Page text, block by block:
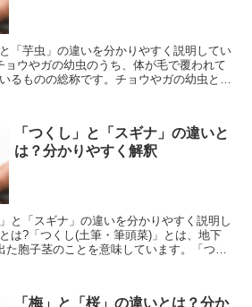
「芋虫」の違いを分かりやすく説明してい
ョウやガの幼虫のうち、体が毛で覆われて
るものの総称です。チョウやガの幼虫とい
「つくし」と「スギナ」の違いと
は？分かりやすく解釈
と「スギナ」の違いを分かりやすく説明し
は?「つくし(土筆・筆頭菜)」とは、地下
た胞子茎のことを意味しています。「つく
「梅」と「桜」の違いとは？分か